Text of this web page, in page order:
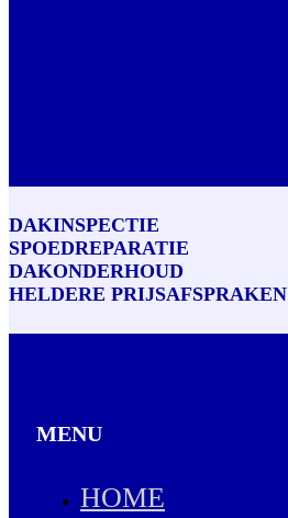
DAKINSPECTIE
SPOEDREPARATIE
DAKONDERHOUD
HELDERE PRIJSAFSPRAKEN
MENU
HOME